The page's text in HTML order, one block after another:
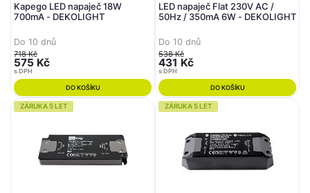
Kapego LED napaječ 18W
700mA - DEKOLIGHT
Do 10 dnů
718 Kč
575 Kč
s DPH
DO KOŠÍKU
LED napaječ Flat 230V AC /
50Hz / 350mA 6W - DEKOLIGHT
Do 10 dnů
538 Kč
431 Kč
s DPH
DO KOŠÍKU
ZÁRUKA 5 LET ZÁRUKA 5 LET